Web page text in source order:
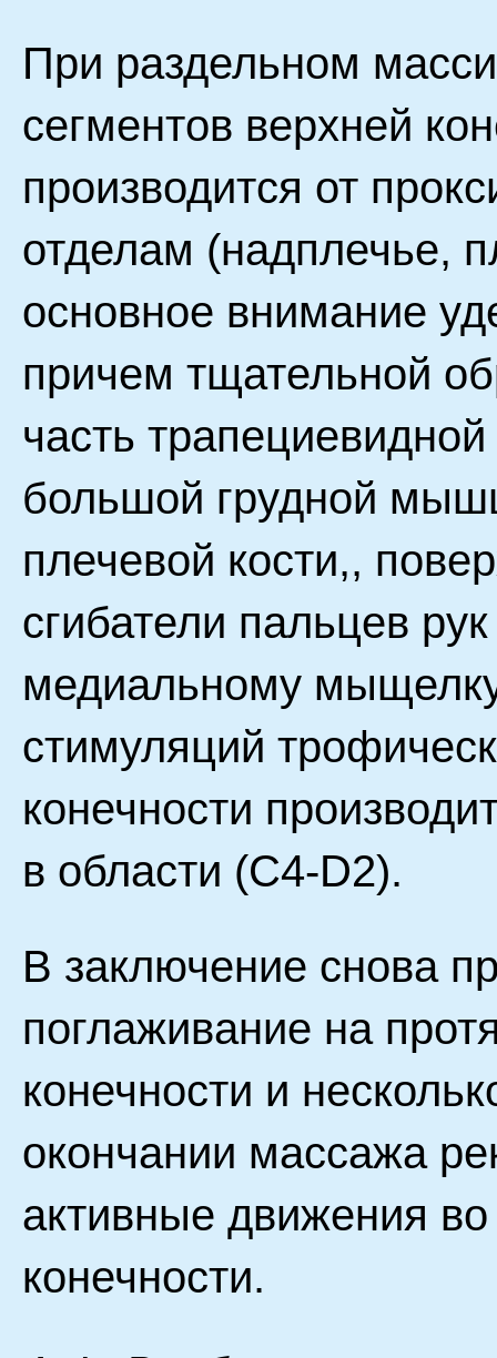
При раздельном
сегментов верхней
производится от
отделам (надплечье,
основное внимание
причем тщательной
часть
большой грудной
плечевой кости,,
сгибатели пальцев
медиальному
стимуляций
конечности
в области (C4-D2).
В заключение снова
поглаживание на
конечности и
окончании массажа
активные движения во
конечности.